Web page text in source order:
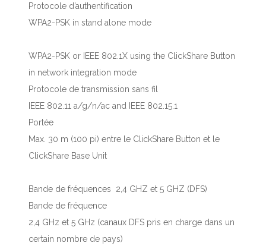
Protocole d’authentification
WPA2-PSK in stand alone mode
WPA2-PSK or IEEE 802.1X using the ClickShare Button
in network integration mode
Protocole de transmission sans fil
IEEE 802.11 a/g/n/ac and IEEE 802.15.1
Portée
Max. 30 m (100 pi) entre le ClickShare Button et le
ClickShare Base Unit
Bande de fréquences 2,4 GHZ et 5 GHZ (DFS)
Bande de fréquence
2,4 GHz et 5 GHz (canaux DFS pris en charge dans un
certain nombre de pays)